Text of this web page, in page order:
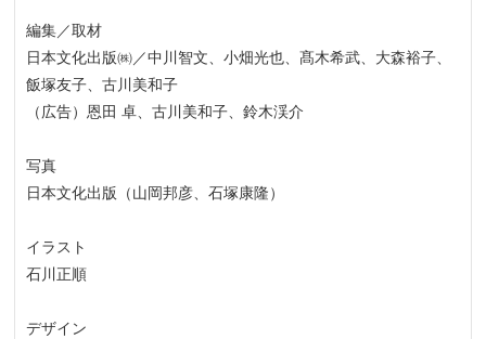
編集／取材
日本文化出版㈱／中川智文、小畑光也、髙木希武、大森裕子、
飯塚友子、古川美和子
（広告）恩田 卓、古川美和子、鈴木渓介
写真
日本文化出版（山岡邦彦、石塚康隆）
イラスト
石川正順
デザイン